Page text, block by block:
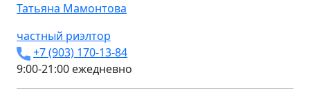
Татьяна Мамонтова
частный риэлтор
+7 (903) 170-13-84
9:00-21:00 ежедневно